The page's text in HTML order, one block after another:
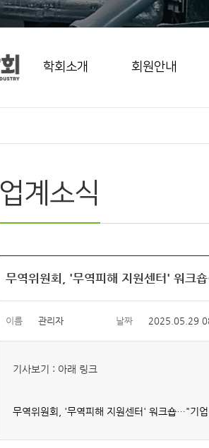
학회소개 회원안내
업계소식
무역위원회, '무역피해 지원센터' 워크
이름 관리자 날짜 2025.05.29
기사보기 : 아래 링크
무역위원회, '무역피해 지원센터' 워크숍…"기